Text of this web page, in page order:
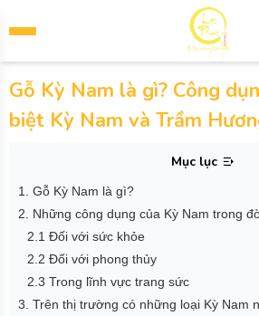
Gỗ Kỳ Nam là gì? Công
biệt Kỳ Nam và Trầm
Mục lục
1. Gỗ Kỳ Nam là gì?
2. Những công dụng của Kỳ Nam trong
2.1 Đối với sức khỏe
2.2 Đối với phong thủy
2.3 Trong lĩnh vực trang sức
3. Trên thị trường có những loại Kỳ Nam